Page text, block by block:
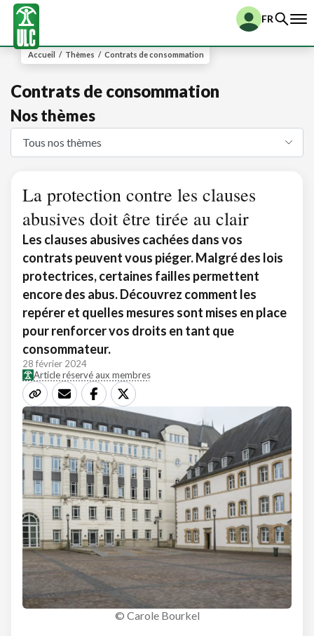
FR
Accueil / Thèmes / Contrats de consommation
Contrats de consommation
Nos thèmes
La protection contre les clauses
abusives doit être tirée au clair
Les clauses abusives cachées dans vos
contrats peuvent vous piéger. Malgré des lois
protectrices, certaines failles permettent
encore des abus. Découvrez comment les
repérer et quelles mesures sont mises en place
pour renforcer vos droits en tant que
consommateur.
28 février 2024
Article réservé aux membres
© Carole Bourkel